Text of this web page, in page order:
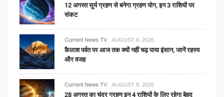
12 अगस्त सूर्य ग्रहण से बनेगा ग्रहण योग, इन 3 राशियों पर
संकट
Current News TV AUGUST 8, 2026
कैलाश पर्वत पर आज तक क्यों नहीं चढ़ पाया इंसान, जानें रहस्य
और वजह
Current News TV AUGUST 8, 2026
28 अगस्त का चंद्र ग्रहण इन 4 राशियों के लिए रहेगा बेहद